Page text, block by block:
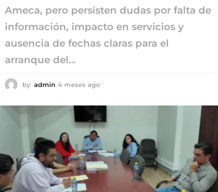
Ameca, pero persisten dudas por falta de
información, impacto en servicios y
ausencia de fechas claras para el
arranque del...
by admin 4 meses ago
e
s
a
g
o